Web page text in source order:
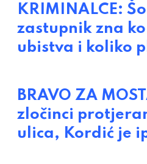
KRIMINALCE:
zastupnik zna
ubistva i koliko
BRAVO ZA
zločinci
ulica, Kordić je